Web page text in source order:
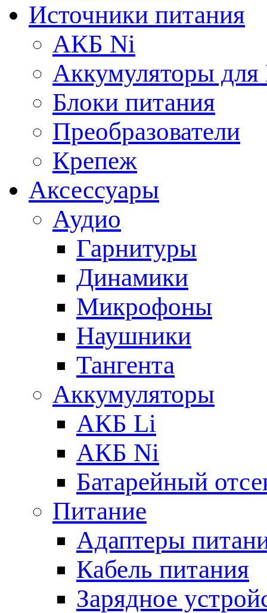
Источники питания
АКБ Ni
Аккумуляторы
Блоки питания
Преобразователи
Крепеж
Аксессуары
Аудио
Гарнитуры
Динамики
Микрофоны
Наушники
Тангента
Аккумуляторы
АКБ Li
АКБ Ni
Батарейный
Питание
Адаптеры
Кабель питания
Зарядное